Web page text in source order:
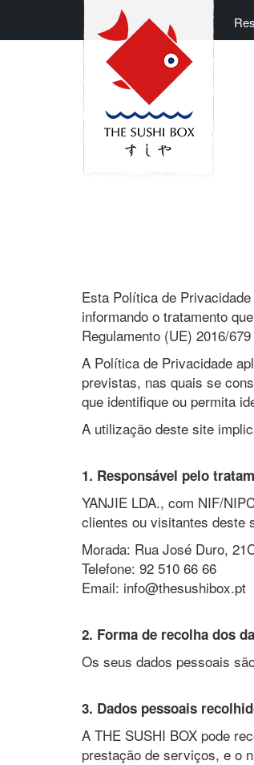
Esta Política de
informando o tratamento
Regulamento (UE) 2016/
A Política de Privacidade
previstas, nas quais se
que identifique ou permita
A utilização deste site
1. Responsável pelo
YANJIE LDA., com NIF/
clientes ou visitantes deste
Morada: Rua José Duro,
Telefone: 92 510 66 66
Email: info@thesushibox.pt
2. Forma de recolha dos
Os seus dados pessoais
3. Dados pessoais
A THE SUSHI BOX pode
prestação de serviços, e o